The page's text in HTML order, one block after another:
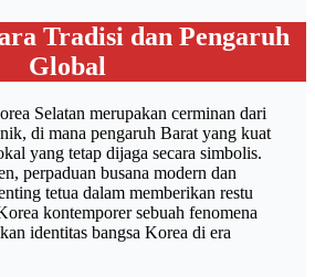
Tradisi dan Pengaruh
Global
Selatan merupakan cerminan dari
di mana pengaruh Barat yang kuat
yang tetap dijaga secara simbolis.
perpaduan busana modern dan
tetua dalam memberikan restu
kontemporer sebuah fenomena
identitas bangsa Korea di era